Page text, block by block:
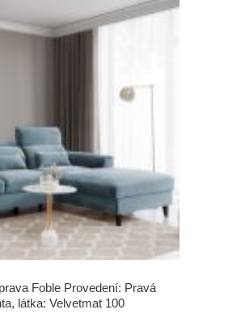
Foble Provedení: Pravá
látka: Velvetmat 100